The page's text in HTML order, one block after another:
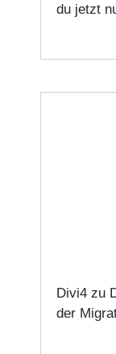
du jetzt
Divi4 zu
der